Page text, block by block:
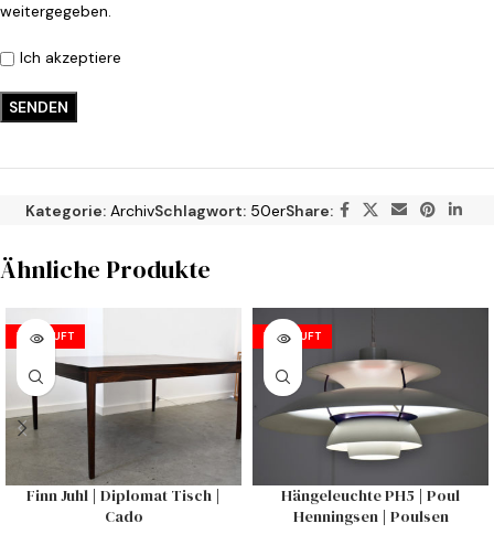
weitergegeben.
Ich akzeptiere
Kategorie: ArchivSchlagwort: 50erShare:
Ähnliche Produkte
VERKAUFT
Finn Juhl | Diplomat Tisch |
Cado
VERKAUFT
Hängeleuchte PH5 | Poul
Henningsen | Poulsen